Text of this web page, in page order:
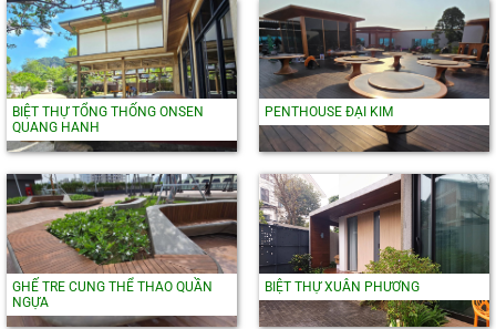
BIỆT THỰ TỔNG THỐNG ONSEN
QUANG HANH
PENTHOUSE ĐẠI KIM
GHẾ TRE CUNG THỂ THAO QUẦN
NGỰA
BIỆT THỰ XUÂN PHƯƠNG